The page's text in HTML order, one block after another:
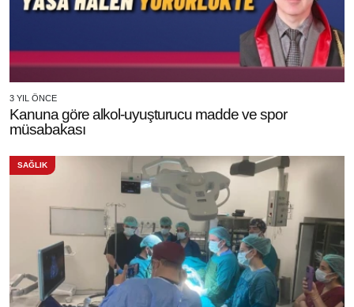
3 YIL ÖNCE
Kanuna göre alkol-uyuşturucu madde ve spor
müsabakası
SAĞLIK